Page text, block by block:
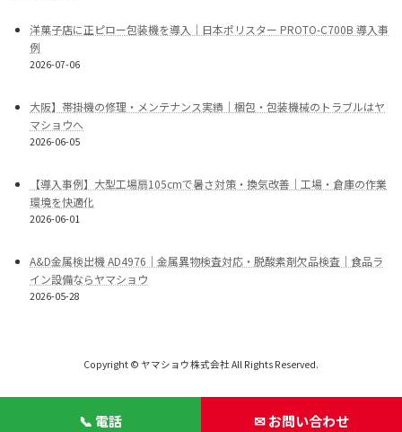
洋菓子店に正ピロー包装機を導入｜日本ポリスター PROTO-C700B 導入事
例
2026-07-06
大阪】帯掛機の修理・メンテナンス実績｜梱包・包装機械のトラブルはヤ
マショウへ
2026-06-05
【導入事例】大型工場扇105cmで暑さ対策・換気改善｜工場・倉庫の作業
環境を快適化
2026-06-01
A&D金属検出機 AD4976｜金属異物検査対応・脱酸素剤欠品検査｜食品ラ
イン設備ならヤマショウ
2026-05-28
Copyright © ヤマショウ株式会社 All Rights Reserved.
📞 電話 ✉ お問い合わせ